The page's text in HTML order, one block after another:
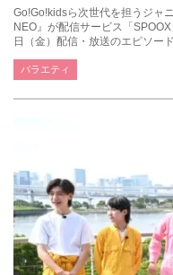
Go!Go!kidsら次世代を担うジャ
NEO』が配信サービス「
日（金）配信・放送のエピソー
バラエティ